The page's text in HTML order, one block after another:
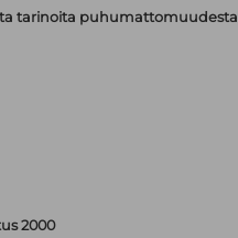
tarinoita puhumattomuudesta
2000